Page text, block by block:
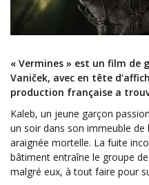
« Vermines » est un film de
Vaniček, avec en tête
production française a
Kaleb, un jeune garçon
un soir dans son immeuble de
araignée mortelle. La fuite
bâtiment entraîne le groupe
malgré eux, à tout faire pour